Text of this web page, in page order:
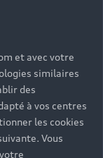
et avec votre
similaires
des
à vos centres
les cookies
Vous